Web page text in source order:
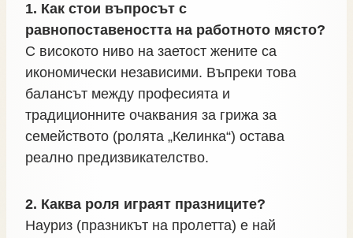
1. Как стои въпросът с
равнопоставеността на работното място?
С високото ниво на заетост жените са
икономически независими. Въпреки това
балансът между професията и
традиционните очаквания за грижа за
семейството (ролята „Келинка“) остава
реално предизвикателство.
2. Каква роля играят празниците?
Науриз (празникът на пролетта) е най